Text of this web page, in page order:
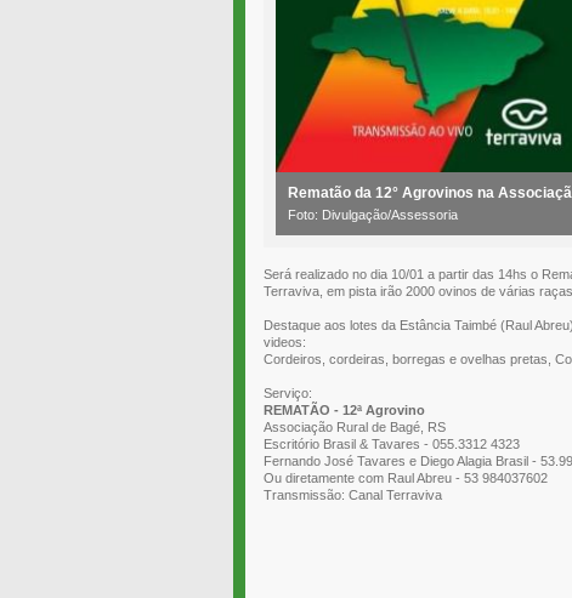
Rematão da 12° Agrovinos na
Foto: Divulgação/Assessoria
Será realizado no dia 10/01 a partir das 14hs o
Terraviva, em pista irão 2000 ovinos de várias
Destaque aos lotes da Estância Taimbé (Raul
videos:
Cordeiros, cordeiras, borregas e ovelhas pretas,
Serviço:
REMATÃO - 12ª Agrovino
Associação Rural de Bagé, RS
Escritório Brasil & Tavares - 055.3312 4323
Fernando José Tavares e Diego Alagia Brasil -
Ou diretamente com Raul Abreu - 53 984037602
Transmissão: Canal Terraviva